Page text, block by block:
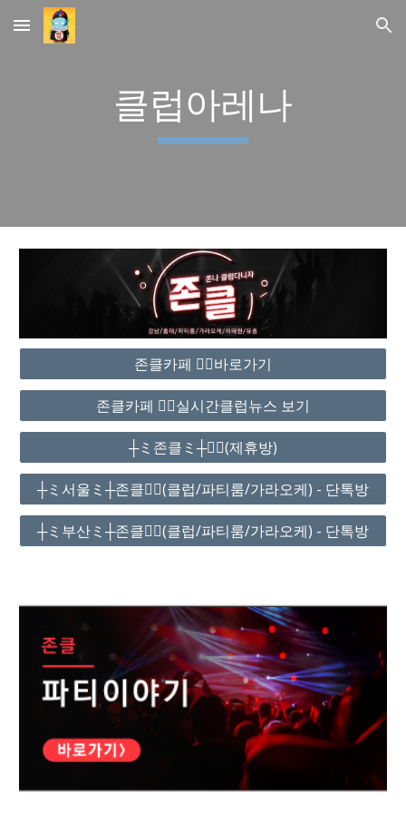
Skip to main content Skip to navigation
클럽아레나
존클카페 ❤️‍🔥바로가기
존클카페 ❤️‍🔥실시간클럽뉴스 보기
┼ミ존클ミ┼❤️‍🔥(제휴방)
┼ミ서울ミ┼존클❤️‍🔥(클럽/파티룸/가라오케) - 단톡방
┼ミ부산ミ┼존클❤️‍🔥(클럽/파티룸/가라오케) - 단톡방